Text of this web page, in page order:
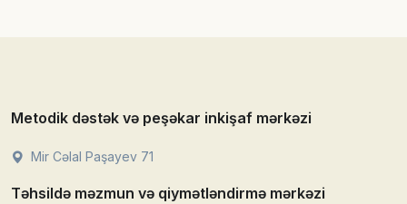
Metodik dəstək və peşəkar inkişaf mərkəzi
Mir Cəlal Paşayev 71
Təhsildə məzmun və qiymətləndirmə mərkəzi